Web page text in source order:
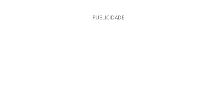
PUBLICIDADE